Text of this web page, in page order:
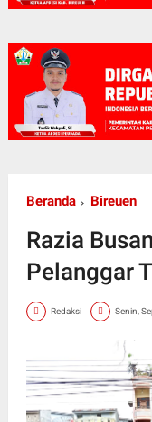
Beranda Bireuen
Razia
Pelanggar
Redaksi Senin,